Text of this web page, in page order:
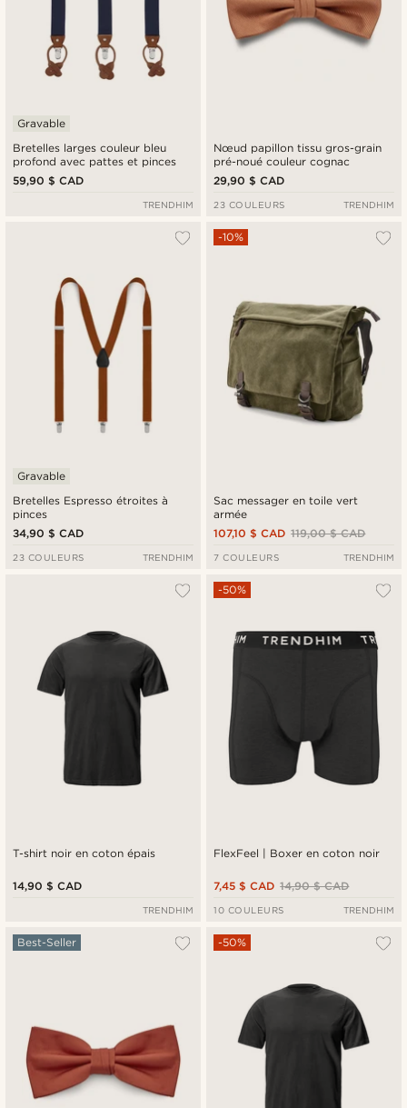
Bretelles larges couleur bleu
profond avec pattes et pinces
Gravable
59,90 $ CAD
TRENDHIM
Nœud papillon tissu gros-grain
pré-noué couleur cognac
29,90 $ CAD
23 COULEURS TRENDHIM
Bretelles Espresso étroites à
pinces
Gravable
34,90 $ CAD
23 COULEURS TRENDHIM
Sac messager en toile vert
armée
-10%
119,00 $ CAD
107,10 $ CAD
7 COULEURS TRENDHIM
T-shirt noir en coton épais
14,90 $ CAD
TRENDHIM
FlexFeel | Boxer en coton noir
-50%
14,90 $ CAD
7,45 $ CAD
10 COULEURS TRENDHIM
Best-Seller -50%